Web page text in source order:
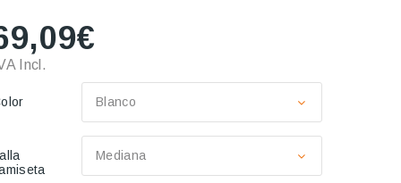
Incl.
Blanco
Mediana